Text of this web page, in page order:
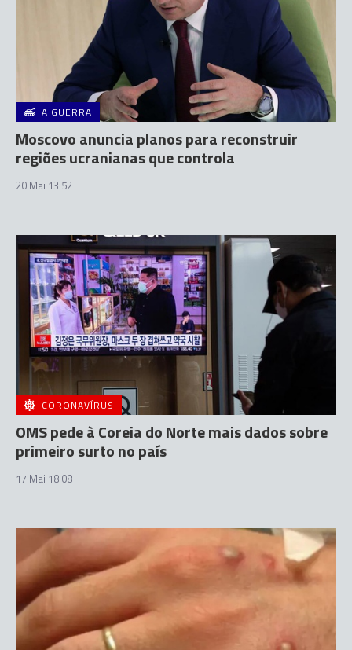
A GUERRA
Moscovo anuncia planos para reconstruir
regiões ucranianas que controla
20 Mai 13:52
CORONAVÍRUS
OMS pede à Coreia do Norte mais dados sobre
primeiro surto no país
17 Mai 18:08